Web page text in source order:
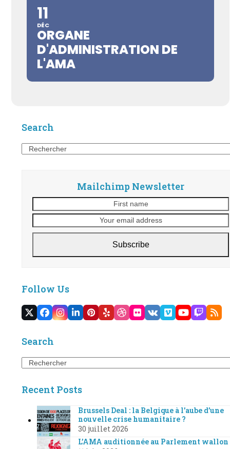
11
DÉC
ORGANE
D'ADMINISTRATION DE
L'AMA
Search
Search
Mailchimp Newsletter
name
Subscribe
Follow Us
TwitterFacebook
Instagram
LinkedIn
Pinterest
YelpDribbble
Flickr
VKVimeoYouTube
Search
Search
Recent Posts
Brussels Deal : la Belgique à l’aube d’une
nouvelle crise humanitaire ?
30 juillet 2026
L’AMA auditionnée au Parlement wallon